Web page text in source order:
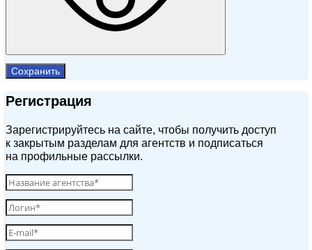
Сохранить
Регистрация
Зарегистрируйтесь на сайте, чтобы получить доступ
к закрытым разделам для агентств и подписаться
на профильные рассылки.